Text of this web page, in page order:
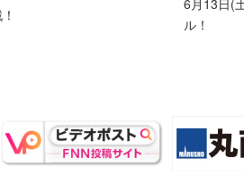
6月13日(
ル！